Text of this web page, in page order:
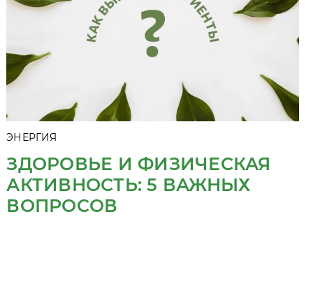
ЭНЕРГИЯ
ЗДОРОВЬЕ И ФИЗИЧЕСКАЯ
АКТИВНОСТЬ: 5 ВАЖНЫХ
ВОПРОСОВ